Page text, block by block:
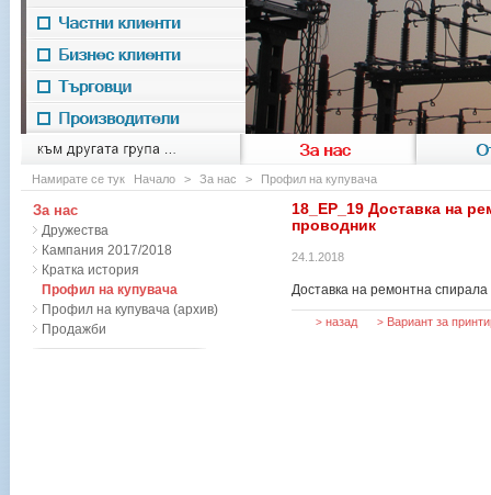
към другата група ... За нас
EVN for
Частни клиенти
Бизнес клиенти
Търговци
Производители
Намирате се тук Начало > За нас > Профил на купувача
18_EP_19 Доставка на
проводник
24.1.2018
Доставка на ремонтна
> назад > Вариант за
За нас
Дружества
Кампания 2017/2018
Кратка история
Профил на купувача
Профил на купувача (архив)
Продажби